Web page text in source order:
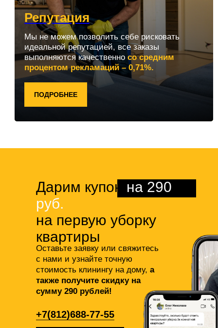
Репутация
Мы не можем позволить себе рисковать
идеальной репутацией, все заказы
выполняются качественно со средним
процентом рекламаций – 0,71%.
ПОДРОБНЕЕ
Оставьте заявку или свяжитесь
с нами и узнайте точную
стоимость клинингу на дому, а
также получите скидку на
сумму 290 рублей!
Дарим купон на 290
руб.
на первую уборку
квартиры
+7(812)688-77-55